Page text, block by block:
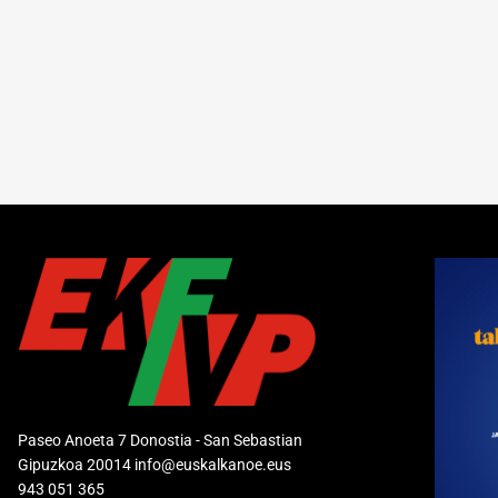
Paseo Anoeta 7 Donostia - San Sebastian
Gipuzkoa 20014 info@euskalkanoe.eus
943 051 365